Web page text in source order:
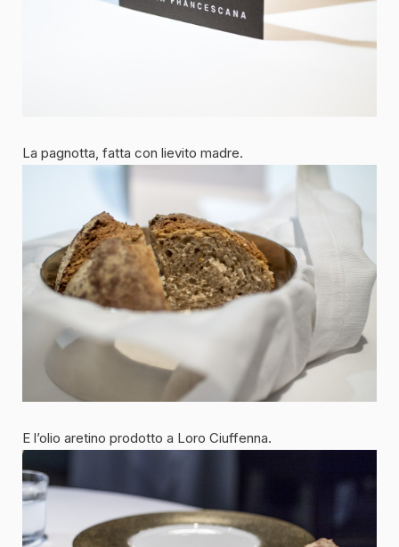
La pagnotta, fatta con lievito madre.
E l’olio aretino prodotto a Loro Ciuffenna.